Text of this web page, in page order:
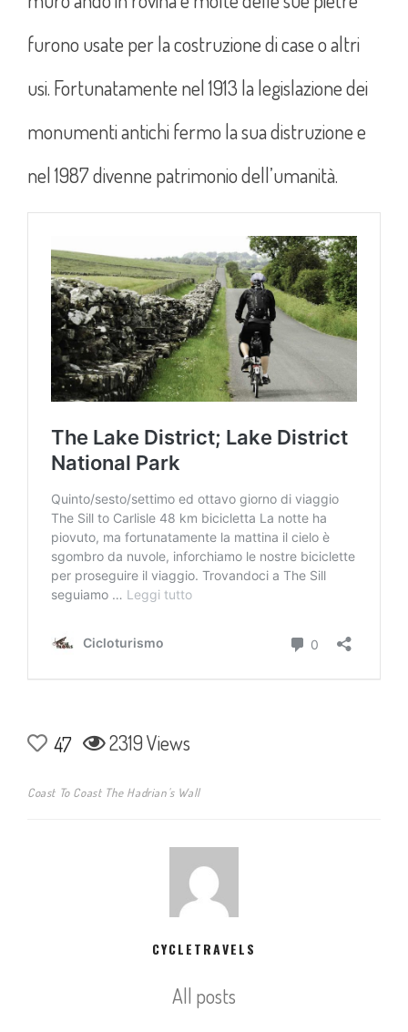
furono usate per la costruzione di case o altri
usi. Fortunatamente nel 1913 la legislazione dei
monumenti antichi fermo la sua distruzione e
nel 1987 divenne patrimonio dell’umanità.
47 2319 Views
Coast To Coast The Hadrian's Wall
CYCLETRAVELS
All posts